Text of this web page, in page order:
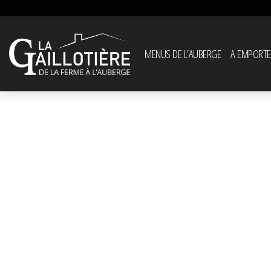
MENUS DE L’AUBERGE A